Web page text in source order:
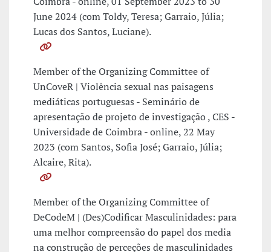
June 2024 (com Toldy, Teresa; Garraio, Júlia;
Lucas dos Santos, Luciane).
Member of the Organizing Committee of
UnCoveR | Violência sexual nas paisagens
mediáticas portuguesas - Seminário de
apresentação de projeto de investigação , CES -
Universidade de Coimbra - online, 22 May
2023 (com Santos, Sofia José; Garraio, Júlia;
Alcaire, Rita).
Member of the Organizing Committee of
DeCodeM | (Des)Codificar Masculinidades: para
uma melhor compreensão do papel dos media
na construção de perceções de masculinidades